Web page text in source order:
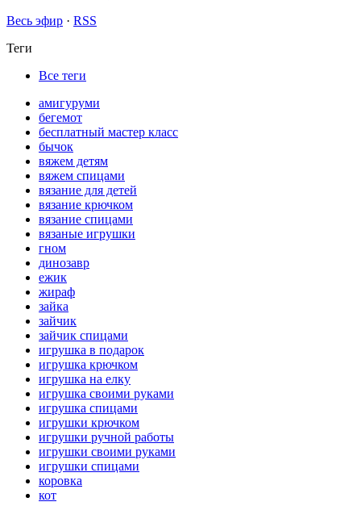
Весь эфир · RSS
Теги
Все теги
амигуруми
бегемот
бесплатный мастер класс
бычок
вяжем детям
вяжем спицами
вязание для детей
вязание крючком
вязание спицами
вязаные игрушки
гном
динозавр
ежик
жираф
зайка
зайчик
зайчик спицами
игрушка в подарок
игрушка крючком
игрушка на елку
игрушка своими руками
игрушка спицами
игрушки крючком
игрушки ручной работы
игрушки своими руками
игрушки спицами
коровка
кот